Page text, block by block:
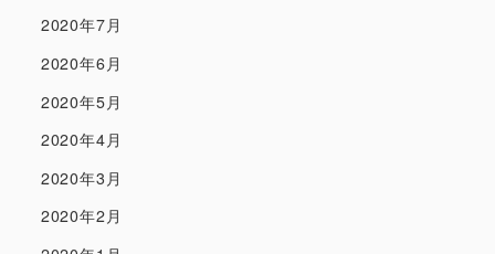
2020年7月
2020年6月
2020年5月
2020年4月
2020年3月
2020年2月